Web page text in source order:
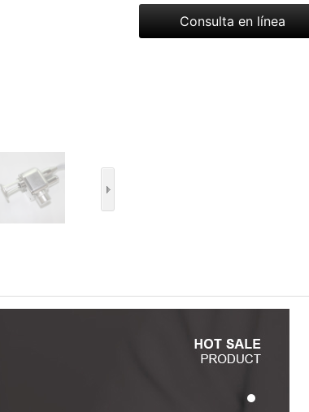
Consulta en línea